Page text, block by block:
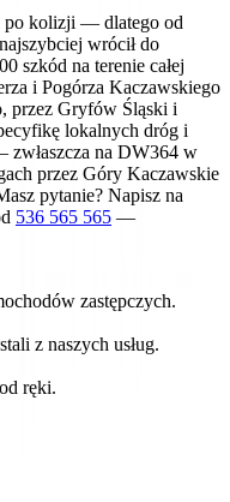
po kolizji — dlatego od
wrócił do
szkód na terenie całej
i Pogórza Kaczawskiego
przez Gryfów Śląski i
lokalnych dróg i
zwłaszcza na DW364 w
przez Góry Kaczawskie
pytanie? Napisz na
536 565 565 —
zastępczych.
z naszych usług.
ręki.